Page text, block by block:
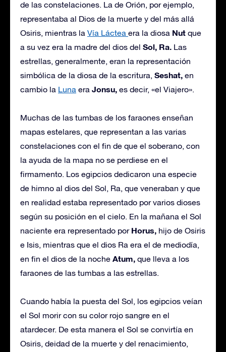
de las constelaciones. La de Orión, por ejemplo,
representaba al Dios de la muerte y del más allá
Osiris, mientras la Vía Láctea era la diosa Nut que
a su vez era la madre del dios del Sol, Ra. Las
estrellas, generalmente, eran la representación
simbólica de la diosa de la escritura, Seshat, en
cambio la Luna era Jonsu, es decir, «el Viajero».
Muchas de las tumbas de los faraones enseñan
mapas estelares, que representan a las varias
constelaciones con el fin de que el soberano, con
la ayuda de la mapa no se perdiese en el
firmamento. Los egipcios dedicaron una especie
de himno al dios del Sol, Ra, que veneraban y que
en realidad estaba representado por varios dioses
según su posición en el cielo. En la mañana el Sol
naciente era representado por Horus, hijo de Osiris
e Isis, mientras que el dios Ra era el de mediodía,
en fin el dios de la noche Atum, que lleva a los
faraones de las tumbas a las estrellas.
Cuando había la puesta del Sol, los egipcios veían
el Sol morir con su color rojo sangre en el
atardecer. De esta manera el Sol se convirtía en
Osiris, deidad de la muerte y del renacimiento,